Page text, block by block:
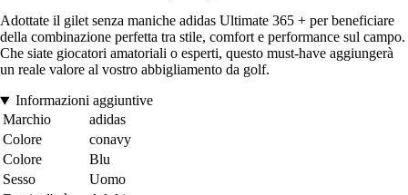
Adottate il gilet senza maniche adidas Ultimate 365 + per beneficiare
della combinazione perfetta tra stile, comfort e performance sul campo.
Che siate giocatori amatoriali o esperti, questo must-have aggiungerà
un reale valore al vostro abbigliamento da golf.
Informazioni aggiuntive
Marchio
adidas
Colore
conavy
Colore
Blu
Sesso
Uomo